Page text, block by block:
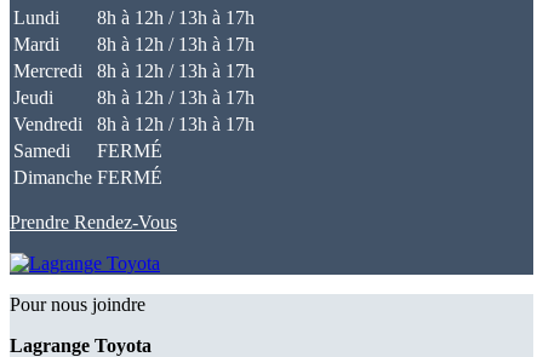
Lundi
8h à 12h / 13h à 17h
Mardi
8h à 12h / 13h à 17h
Mercredi
8h à 12h / 13h à 17h
Jeudi
8h à 12h / 13h à 17h
Vendredi
8h à 12h / 13h à 17h
Samedi
FERMÉ
Dimanche FERMÉ
Prendre Rendez-Vous
Pour nous joindre
Lagrange Toyota